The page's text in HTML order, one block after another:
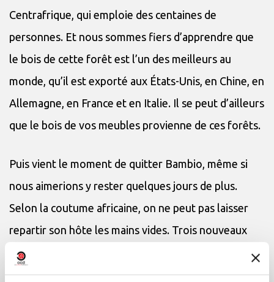
Centrafrique, qui emploie des centaines de
personnes. Et nous sommes fiers d’apprendre que
le bois de cette forêt est l’un des meilleurs au
monde, qu’il est exporté aux États-Unis, en Chine, en
Allemagne, en France et en Italie. Il se peut d’ailleurs
que le bois de vos meubles provienne de ces forêts.
Puis vient le moment de quitter Bambio, même si
nous aimerions y rester quelques jours de plus.
Selon la coutume africaine, on ne peut pas laisser
repartir son hôte les mains vides. Trois nouveaux
passagers viennent se joindre à notre caravane: un
singe (attrapé par le frère aîné de Régis et déjà rôti